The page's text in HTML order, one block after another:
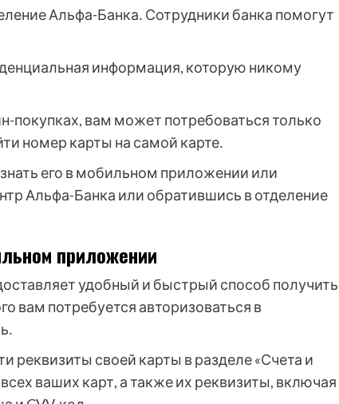
Альфа-Банка․ Сотрудники банка помогут
информация, которую никому
покупках, вам может потребоваться только
номер карты на самой карте․
его в мобильном приложении или
Альфа-Банка или обратившись в отделение
приложении
удобный и быстрый способ получить
вам потребуется авторизоваться в
реквизиты своей карты в разделе «Счета и
ваших карт, а также их реквизиты, включая